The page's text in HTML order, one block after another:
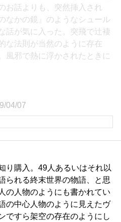
お話よりも、突然挿入され
なかの鏡』のようなシュール
話が気に入った。突飛で辻褄
な法則が当然のように存在
風邪で熱に浮かされたときに
04/07
り購入。49人あるいはそれ以
られる終末世界の物語、と思
の人物のようにも書かれてい
の中心人物のように見えたヴ
ですら架空の存在のようにし